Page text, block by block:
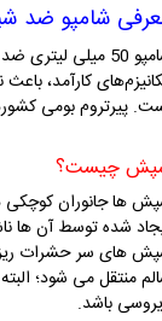
شامپو ضد
شامپو 50 میلی
پیرتروم بومی
چیست؟
ها جانوران کوچکی
شده توسط آن ها
های سر حشرات ریزی
منتقل می شود؛
باشد.